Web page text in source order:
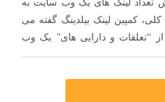
تعداد لینک های یک وب سایت به
کمپین لینک بیلدینگ گفته می
“تعلقات و دارایی های” یک وب